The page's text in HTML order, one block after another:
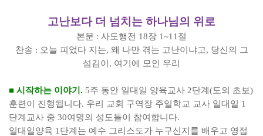
고난보다 더 넘치는 하나님의 위로
본문 : 사도행전 18장 1~11 절
찬송 : 오늘 피었다 지는, 왜 나만 겪는 고난이냐고, 당신의 그
섬김이 , 여기에 모인 우리
■ 시작하는 이야기 . 5주 동안 일대일 양육교사 2단계 (도의 초보)
훈련이 진행됩니다. 우리 교회 구역장 주일학교 교사 일대일 1
단계교사 중 30여명의 성도들이 참여합니다.
일대일양육 1 단계는 예수 그리스도가 누구신지를 배우고 영접